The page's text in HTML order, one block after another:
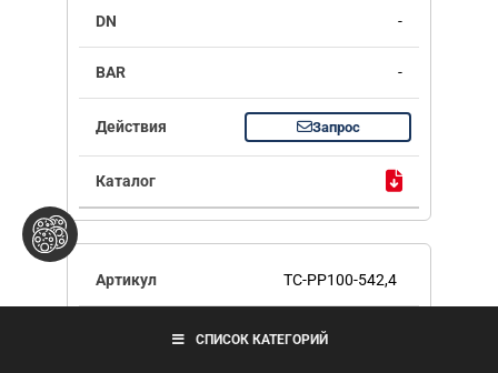
-
-
Запрос
TC-PP100-542,4
Стандартный хомут
СПИСОК КАТЕГОРИЙ